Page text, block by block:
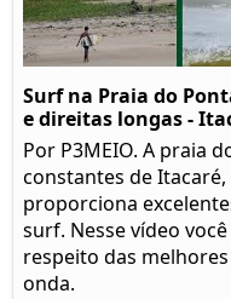
Surf na Praia do
e direitas longas -
Por P3MEIO. A praia
constantes de
proporciona
surf. Nesse vídeo
respeito das
onda.